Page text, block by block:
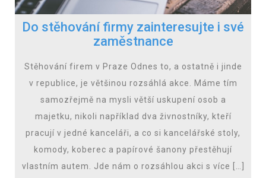
Do stěhování firmy zainteresujte i své
zaměstnance
Stěhování firem v Praze Odnes to, a ostatně i jinde
v republice, je většinou rozsáhlá akce. Máme tím
samozřejmě na mysli větší uskupení osob a
majetku, nikoli například dva živnostníky, kteří
pracují v jedné kanceláři, a co si kancelářské stoly,
komody, koberec a papírové šanony přestěhují
vlastním autem. Jde nám o rozsáhlou akci s více […]